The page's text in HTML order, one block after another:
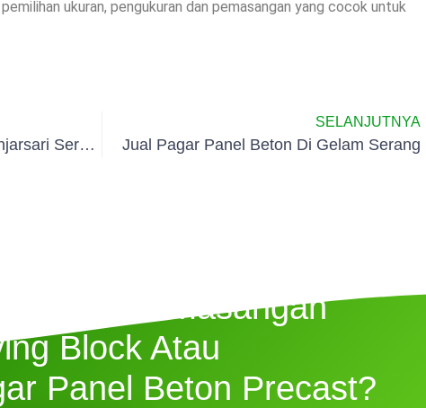
ukuran, pengukuran dan pemasangan yang cocok untuk
Jual Pagar Panel Beton Di Banjarsari Serang
SELANJUTNYA
Jual Pagar Panel Beton Di Gelam Serang
Jasa Pemasangan
Block Atau
Panel Beton Precast?